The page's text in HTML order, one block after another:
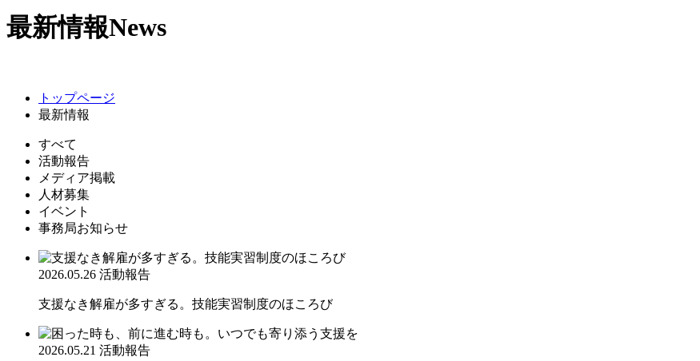
最新情報News
トップページ
最新情報
すべて
活動報告
メディア掲載
人材募集
イベント
事務局お知らせ
2026.05.26 活動報告
支援なき解雇が多すぎる。技能実習制度のほころび
2026.05.21 活動報告